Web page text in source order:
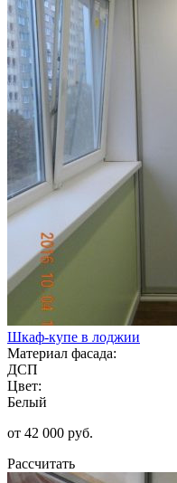
Шкаф-купе в лоджии
Материал фасада:
ДСП
Цвет:
Белый
от 42 000 руб.
Рассчитать